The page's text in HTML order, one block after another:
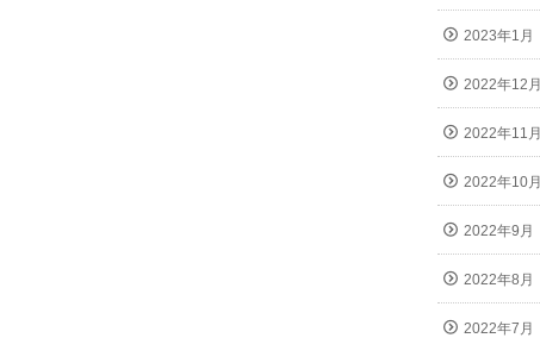
2023年1月
2022年12月
2022年11月
2022年10月
2022年9月
2022年8月
2022年7月